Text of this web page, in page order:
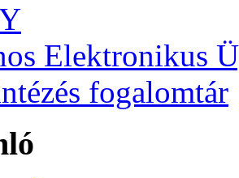
Elektronikus
fogalomtár